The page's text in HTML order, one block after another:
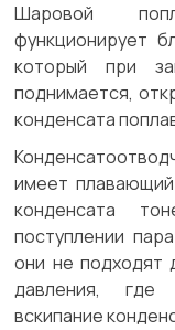
Шаровой
функционирует
который при
поднимается,
конденсата
имеет плавающий
конденсата
поступлении
они не подходят
давления, где
вскипание